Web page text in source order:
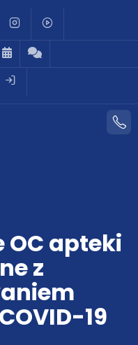
OC apteki
z
19